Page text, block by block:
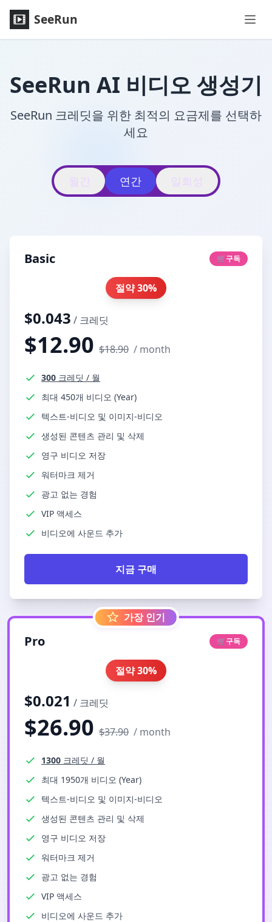
SeeRun
SeeRun AI 비디오 생성기
SeeRun 크레딧을 위한 최적의 요금제를 선택하
세요
월간 연간 일회성
Basic 🛒구독
절약30%
$0.043 / 크레딧
$12.90 $18.90 / month
300 크레딧 / 월
최대 450개 비디오 (Year)
텍스트-비디오 및 이미지-비디오
생성된 콘텐츠 관리 및 삭제
영구 비디오 저장
워터마크 제거
광고 없는 경험
VIP 액세스
비디오에 사운드 추가
지금 구매
가장 인기
Pro 🛒구독
절약30%
$0.021 / 크레딧
$26.90 $37.90 / month
1300 크레딧 / 월
최대 1950개 비디오 (Year)
텍스트-비디오 및 이미지-비디오
생성된 콘텐츠 관리 및 삭제
영구 비디오 저장
워터마크 제거
광고 없는 경험
VIP 액세스
비디오에 사운드 추가